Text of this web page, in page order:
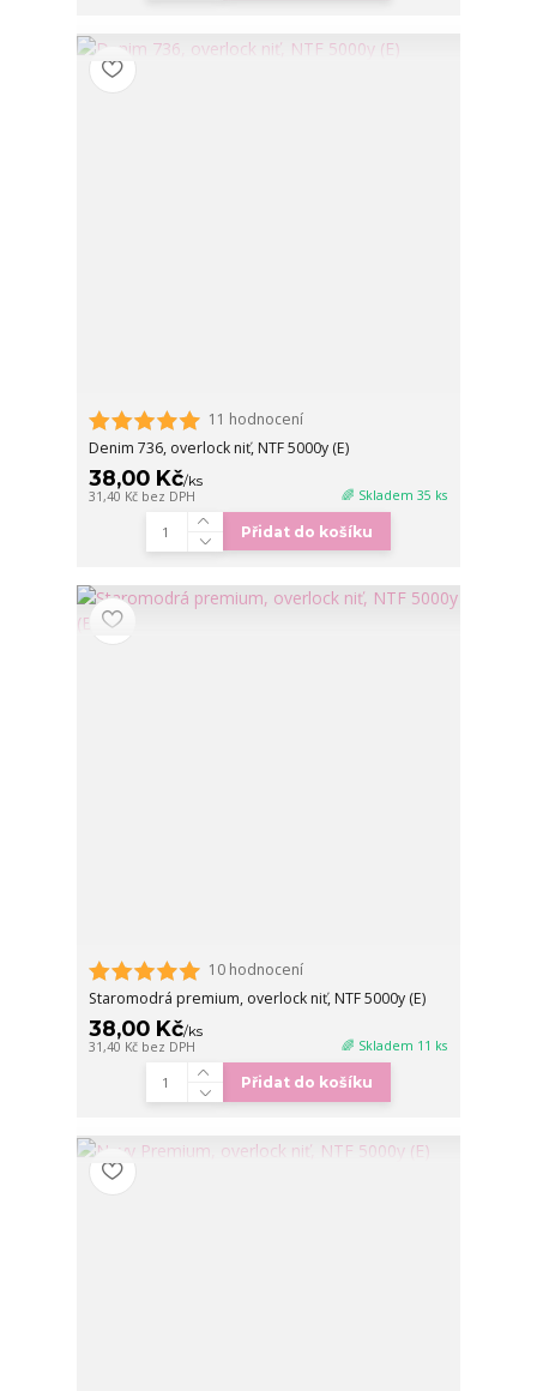
11 hodnocení
Denim 736, overlock niť, NTF 5000y (E)
38,00 Kč/ks
31,40 Kč bez DPH 🌈 Skladem 35 ks
Přidat do košíku
10 hodnocení
Staromodrá premium, overlock niť, NTF 5000y (E)
38,00 Kč/ks
31,40 Kč bez DPH 🌈 Skladem 11 ks
Přidat do košíku